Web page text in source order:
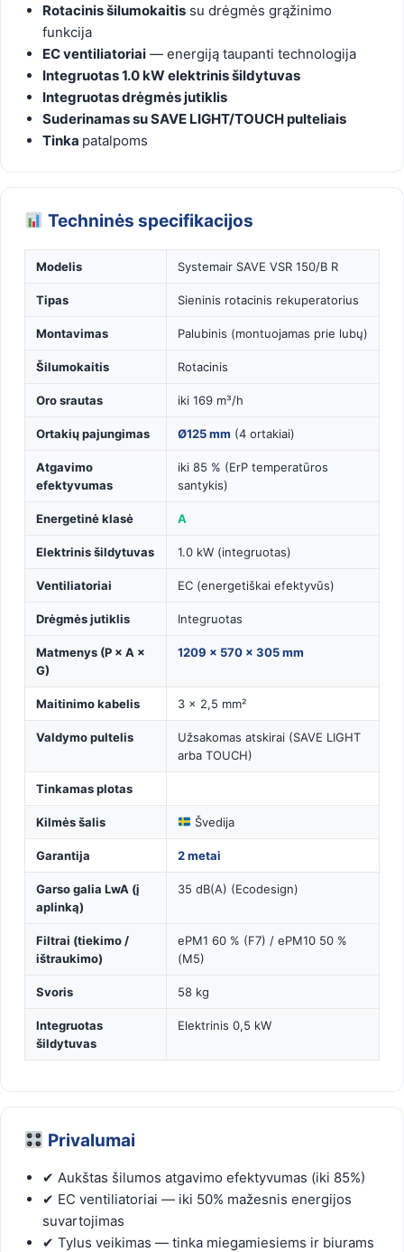
Rotacinis šilumokaitis su drėgmės grąžinimo
funkcija
EC ventiliatoriai — energiją taupanti technologija
Integruotas 1.0 kW elektrinis šildytuvas
Integruotas drėgmės jutiklis
Suderinamas su SAVE LIGHT/TOUCH pulteliais
Tinka patalpoms
Techninės specifikacijos
Modelis Systemair SAVE VSR 150/B R
Tipas Sieninis rotacinis rekuperatorius
Montavimas Palubinis (montuojamas prie lubų)
Šilumokaitis Rotacinis
Oro srautas iki 169 m³/h
Ortakių pajungimas Ø125 mm (4 ortakiai)
Atgavimo
efektyvumas
iki 85 % (ErP temperatūros
santykis)
Energetinė klasė A
Elektrinis šildytuvas 1.0 kW (integruotas)
Ventiliatoriai EC (energetiškai efektyvūs)
Drėgmės jutiklis Integruotas
Matmenys (P × A ×
G)
1209 × 570 × 305 mm
Maitinimo kabelis 3 × 2,5 mm²
Valdymo pultelis
Užsakomas atskirai (SAVE LIGHT
arba TOUCH)
Tinkamas plotas
Kilmės šalis Švedija
Garantija 2 metai
Garso galia LwA (į
aplinką)
35 dB(A) (Ecodesign)
Filtrai (tiekimo /
ištraukimo)
ePM1 60 % (F7) / ePM10 50 %
(M5)
Svoris 58 kg
Integruotas
šildytuvas
Elektrinis 0,5 kW
Privalumai
✔ Aukštas šilumos atgavimo efektyvumas (iki 85%)
✔ EC ventiliatoriai — iki 50% mažesnis energijos
suvartojimas
✔ Tylus veikimas — tinka miegamiesiems ir biurams